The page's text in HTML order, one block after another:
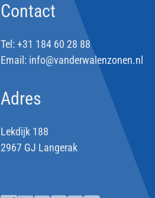
Contact
Tel: +31 184 60 28 88
Email: info@vanderwalenzonen.nl
Adres
Lekdijk 188
2967 GJ Langerak